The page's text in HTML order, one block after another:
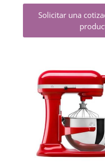
Solicitar una